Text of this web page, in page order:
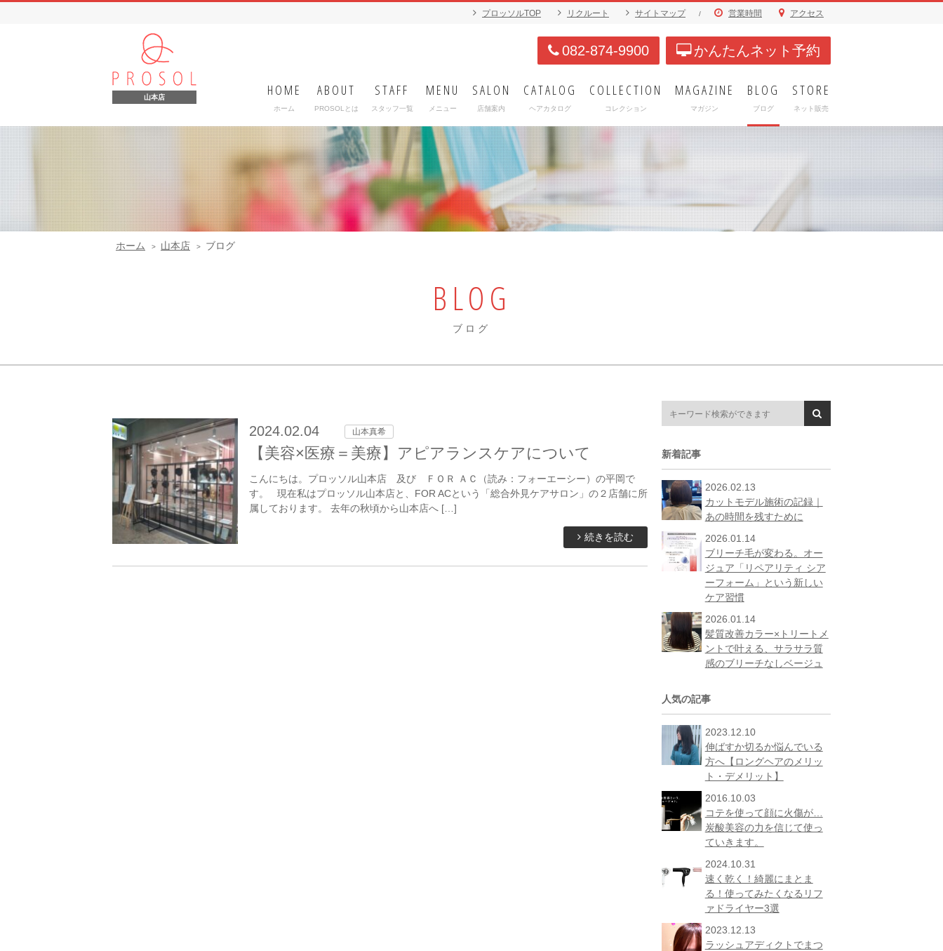
プロッソルTOP リクルート サイトマップ / 営業時間 アクセス
山本店
082-874-9900 かんたんネット予約
HOME
ホーム
ABOUT
PROSOLとは
STAFF
スタッフ一覧
MENU
メニュー
SALON
店舗案内
CATALOG
ヘアカタログ
COLLECTION
コレクション
MAGAZINE
マガジン
BLOG
ブログ
STORE
ネット販売
ホーム 山本店 ブログ
BLOG
ブログ
2024.02.04 山本真希
【美容×医療＝美療】アピアランスケアについて
こんにちは。プロッソル山本店 及び ＦＯＲ ＡＣ（読み：フォーエーシー）の平岡で
す。 現在私はプロッソル山本店と、FOR ACという「総合外見ケアサロン」の２店舗に所
属しております。 去年の秋頃から山本店へ […]
続きを読む
新着記事
2026.02.13
カットモデル施術の記録｜
あの時間を残すために
2026.01.14
ブリーチ毛が変わる。オー
ジュア「リペアリティ シア
ーフォーム」という新しい
ケア習慣
2026.01.14
髪質改善カラー×トリートメ
ントで叶える、サラサラ質
感のブリーチなしベージュ
人気の記事
2023.12.10
伸ばすか切るか悩んでいる
方へ【ロングヘアのメリッ
ト・デメリット】
2016.10.03
コテを使って顔に火傷が…
炭酸美容の力を信じて使っ
ていきます。
2024.10.31
速く乾く！綺麗にまとま
る！使ってみたくなるリフ
ァドライヤー3選
2023.12.13
ラッシュアディクトでまつ